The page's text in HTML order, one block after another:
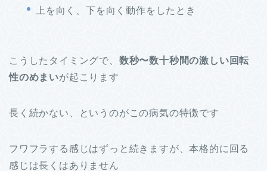
上を向く、下を向く動作をしたとき
こうしたタイミングで、 数秒〜数十秒間の激しい回転
性のめまいが起こります
長く続かない、というのがこの病気の特徴です
フワフラする感じはずっと続きますが、本格的に回る
感じは長くはありません